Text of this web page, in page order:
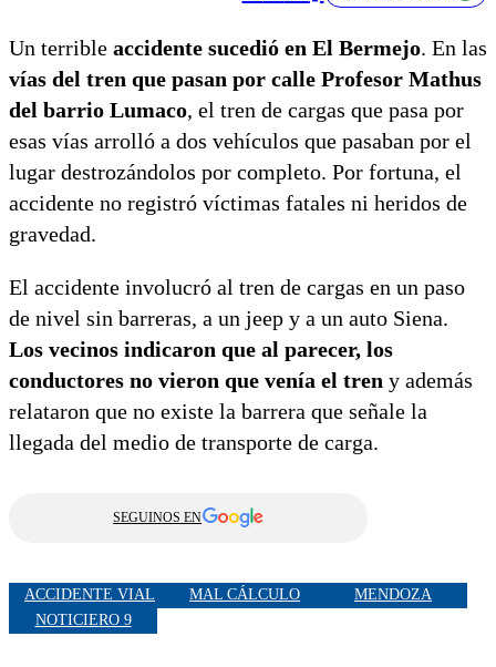
Un terrible accidente sucedió en El Bermejo. En las
vías del tren que pasan por calle Profesor Mathus
del barrio Lumaco, el tren de cargas que pasa por
esas vías arrolló a dos vehículos que pasaban por el
lugar destrozándolos por completo. Por fortuna, el
accidente no registró víctimas fatales ni heridos de
gravedad.
El accidente involucró al tren de cargas en un paso
de nivel sin barreras, a un jeep y a un auto Siena.
Los vecinos indicaron que al parecer, los
conductores no vieron que venía el tren y además
relataron que no existe la barrera que señale la
llegada del medio de transporte de carga.
SEGUINOS EN
ACCIDENTE VIAL MAL CÁLCULO
MENDOZA
NOTICIERO 9